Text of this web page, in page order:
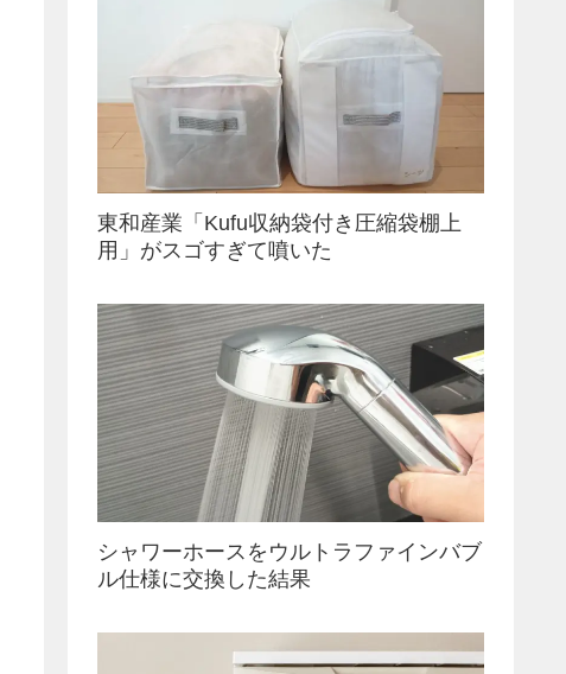
東和産業「Kufu収納袋付き圧縮袋棚上
用」がスゴすぎて噴いた
シャワーホースをウルトラファインバブ
ル仕様に交換した結果